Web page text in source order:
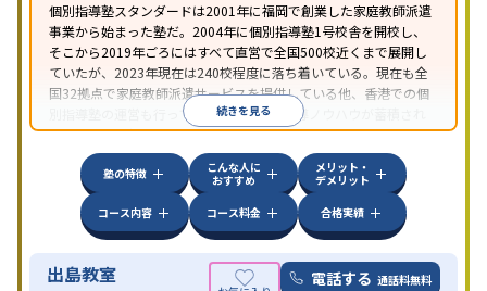
個別指導塾スタンダードは2001年に福岡で創業した家庭教師派遣
事業から始まった塾だ。2004年に個別指導塾1号校舎を開校し、
そこから2019年ごろにはすべて直営で全国500校近くまで展開し
ていたが、2023年現在は240校程度に落ち着いている。現在も全
国32拠点で家庭教師派遣サービスを提供している他、香港での個
別指導塾の運営も行っており、汎用的な指導ノウハウが蓄積され
ていることが伺える。
続きを見る
塾の特徴
こんな人に
おすすめ
メリット・
デメリット
コース内容
コース料金 合格実績
出島教室 電話する 通話料無料